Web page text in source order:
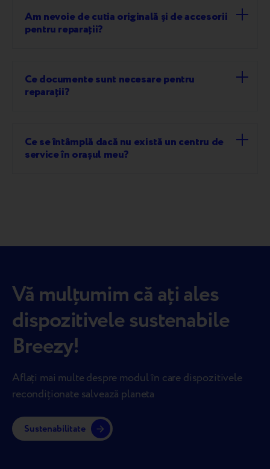
Am nevoie de cutia originală și de accesorii
pentru reparații?
Ce documente sunt necesare pentru
reparații?
Ce se întâmplă dacă nu există un centru de
service în orașul meu?
Vă mulțumim că ați ales
dispozitivele sustenabile
Breezy!
Aflați mai multe despre modul în care dispozitivele
recondiționate salvează planeta
Sustenabilitate